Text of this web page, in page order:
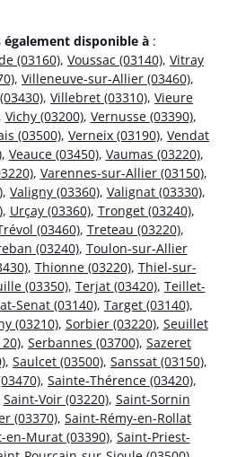
également disponible à :
(03160), Voussac (03140), Vitray
, Villeneuve-sur-Allier (03460),
, Villebret (03310), Vieure
Vichy (03200), Vernusse (03390),
(03500), Verneix (03190), Vendat
, Veauce (03450), Vaumas (03220),
, Varennes-sur-Allier (03150),
, Valigny (03360), Valignat (03330),
, Urçay (03360), Tronget (03240),
(03460), Treteau (03220),
(03240), Toulon-sur-Allier
, Thionne (03220), Thiel-sur-
(03350), Terjat (03420), Teillet-
Senat (03140), Target (03140),
(03210), Sorbier (03220), Seuillet
, Serbannes (03700), Sazeret
, Saulcet (03500), Sanssat (03150),
, Sainte-Thérence (03420),
Saint-Voir (03220), Saint-Sornin
(03370), Saint-Rémy-en-Rollat
en-Murat (03390), Saint-Priest-